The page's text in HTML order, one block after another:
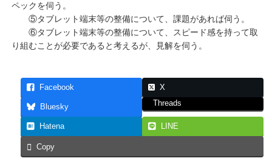
ペックを伺う。
⑤タブレット端末等の整備について、課題があれば伺う。
⑥タブレット端末等の整備について、スピード感を持って取
り組むことが必要であると考えるが、見解を伺う。
Facebook X
Bluesky Threads
Hatena LINE
Copy